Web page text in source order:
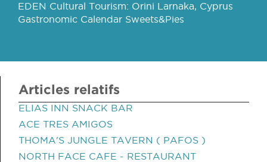
EDEN Cultural Tourism: Orini Larnaka, Cyprus
Gastronomic Calendar Sweets&Pies
Articles relatifs
ELIAS INN SNACK BAR
ACE TRES AMIGOS
THOMA'S JUNGLE TAVERN ( PAFOS )
NORTH FACE CAFE - RESTAURANT